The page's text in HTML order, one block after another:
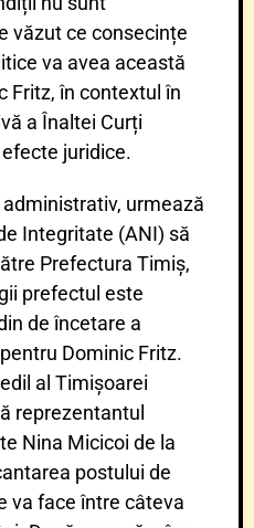
văzut ce consecințe
va avea această
Fritz, în contextul în
a Înaltei Curți
juridice.
urmează
Integritate (ANI) să
Prefectura Timiș,
prefectul este
de încetare a
Dominic Fritz.
al Timișoarei
reprezentantul
Nina Micicoi de la
postului de
va face între câteva